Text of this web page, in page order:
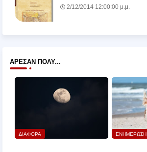
2/12/2014 12:00:00 μ.μ.
ΆΡΕΣΑΝ ΠΟΛΎ...
ΔΙΑΦΟΡΑ ΕΝΗΜΕΡΩΣΗ